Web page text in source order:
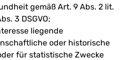
gemäß Art. 9 Abs. 2 lit.
3 DSGVO;
liegende
oder historische
für statistische Zwecke